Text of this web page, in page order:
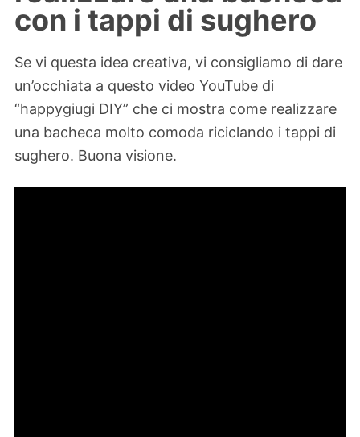
con i tappi di sughero
Se vi questa idea creativa, vi consigliamo di dare
un’occhiata a questo video YouTube di
“happygiugi DIY” che ci mostra come realizzare
una bacheca molto comoda riciclando i tappi di
sughero. Buona visione.